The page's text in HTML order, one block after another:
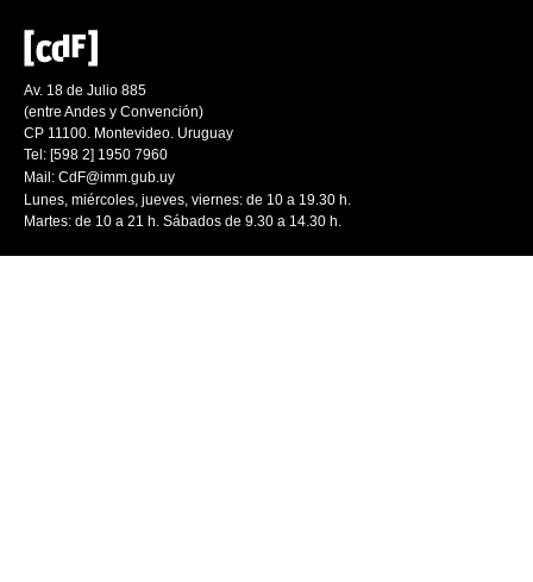
Av. 18 de Julio 885
(entre Andes y Convención)
CP 11100. Montevideo. Uruguay
Tel: [598 2] 1950 7960
Mail: CdF@imm.gub.uy
Lunes, miércoles, jueves, viernes: de 10 a 19.30 h.
Martes: de 10 a 21 h. Sábados de 9.30 a 14.30 h.